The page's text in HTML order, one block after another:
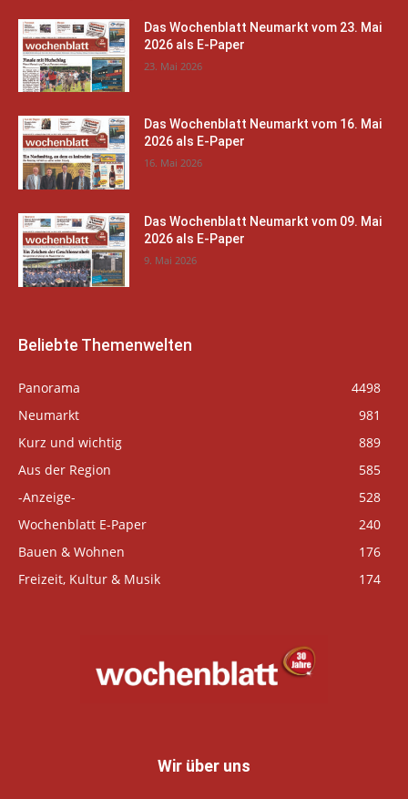
Das Wochenblatt Neumarkt vom 23. Mai
2026 als E-Paper
23. Mai 2026
Das Wochenblatt Neumarkt vom 16. Mai
2026 als E-Paper
16. Mai 2026
Das Wochenblatt Neumarkt vom 09. Mai
2026 als E-Paper
9. Mai 2026
Beliebte Themenwelten
Panorama
4498
Neumarkt
981
Kurz und wichtig
889
Aus der Region
585
-Anzeige-
528
Wochenblatt E-Paper
240
Bauen & Wohnen
176
Freizeit, Kultur & Musik
174
Wir über uns